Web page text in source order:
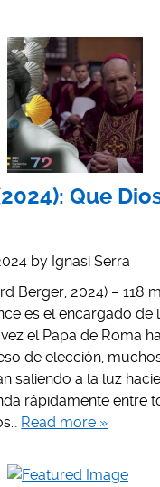
Que
by Ignasi Serra
Berger, 2024) – 118
es el encargado de
el Papa de Roma
de elección,
saliendo a la luz
rápidamente entre
Read more »